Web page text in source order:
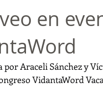
en
por Araceli Sánchez y
VidantaWord